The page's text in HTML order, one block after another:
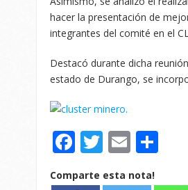
hacer la presentación de
integrantes del comité en el
Destacó durante dicha
estado de Durango, se
Facebook
Twitter
Email
Comparte esta nota!